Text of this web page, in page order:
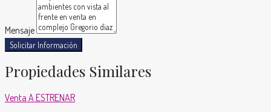
Mensaje
Solicitar Información
Propiedades Similares
Venta A ESTRENAR